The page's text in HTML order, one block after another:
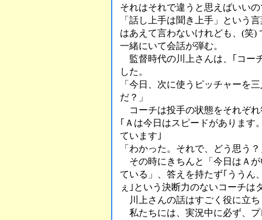
それはそれで違うと思えばいい
「話し上手は聞き上手」という
はあえて言わないけれども、(笑
一緒にいて会話が弾む。
監督時代の川上さんは、｢コー
した。
「今日、次に使うピッチャーを
だ？」
コーチは投手の状態をそれぞれ
｢Ａは今日はスピードがあります
ています｣
「わかった。それで、どう思う
その時にきちんと「今日はＡ
ている」、答えを持たず｢ううん
ぇ｣という決断力のないコーチは
川上さんの話はすごく役に立ち
私たちには、実況中に必ず、